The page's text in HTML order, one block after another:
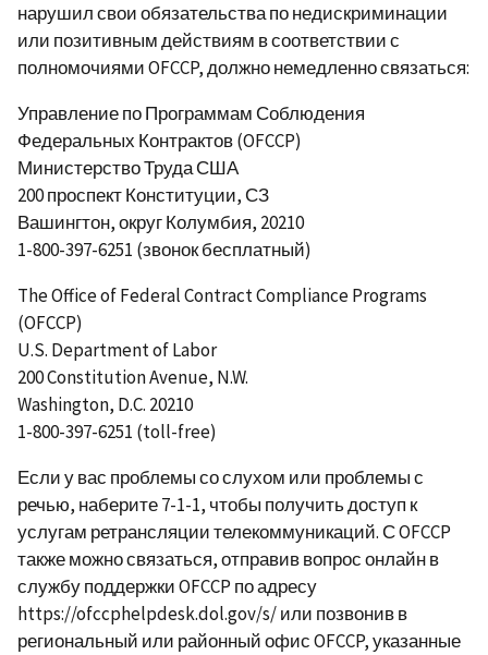
нарушил свои обязательства по недискриминации
или позитивным действиям в соответствии с
полномочиями OFCCP, должно немедленно связаться:
Управление по Программам Соблюдения
Федеральных Контрактов (OFCCP)
Министерство Труда США
200 проспект Конституции, СЗ
Вашингтон, округ Колумбия, 20210
1-800-397-6251 (звонок бесплатный)
The Office of Federal Contract Compliance Programs
(OFCCP)
U.S. Department of Labor
200 Constitution Avenue, N.W.
Washington, D.C. 20210
1-800-397-6251 (toll-free)
Если у вас проблемы со слухом или проблемы с
речью, наберите 7-1-1, чтобы получить доступ к
услугам ретрансляции телекоммуникаций. С OFCCP
также можно связаться, отправив вопрос онлайн в
службу поддержки OFCCP по адресу
https://ofccphelpdesk.dol.gov/s/ или позвонив в
региональный или районный офис OFCCP, указанные